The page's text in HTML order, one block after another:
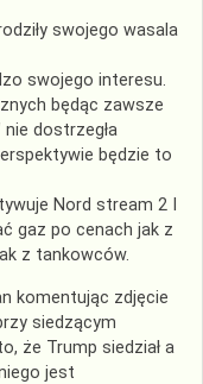
swojego wasala
swojego interesu.
będąc zawsze
dostrzegła
będzie to
Nord stream 2 I
gaz po cenach jak z
z tankowców.
komentując zdjęcie
siedzącym
że Trump siedział a
jest